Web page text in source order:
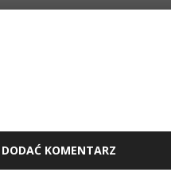
KOMENTARZ